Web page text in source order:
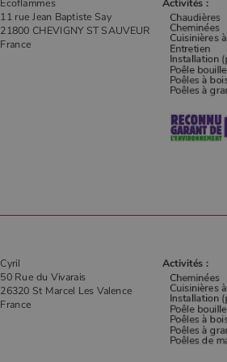
Ecoflammes
11 rue Jean Baptiste Say
21800 CHEVIGNY ST SAUVEUR
France
Activités :
Cyril
50 Rue du Vivarais
26320 St Marcel Les Valence
France
Activités :
_ga
Google
_gat_UA-627591-
pabk_ses.1.d14a